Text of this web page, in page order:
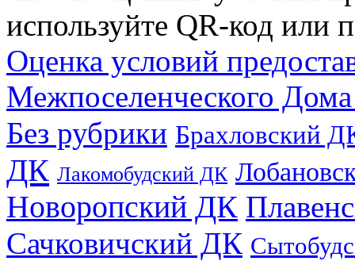
используйте QR-код или
Оценка условий
Межпоселенческого
Без рубрики Брахловский
ДК Лакомобудский ДК
Новоропский ДК
Сачковичский ДК